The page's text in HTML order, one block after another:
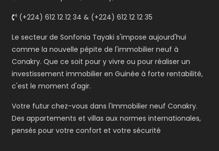
(+224) 612 12 12 34 & (+224) 612 12 12 35
Le secteur de Sonfonia Tayaki s'impose aujourd'hui
comme la nouvelle pépite de l'immobilier neuf à
Conakry. Que ce soit pour y vivre ou pour réaliser un
investissement immobilier en Guinée à forte rentabilité,
c'est le moment d'agir.
Votre futur chez-vous dans l'Immobilier neuf Conakry.
Des appartements et villas aux normes internationales,
pensés pour votre confort et votre sécurité